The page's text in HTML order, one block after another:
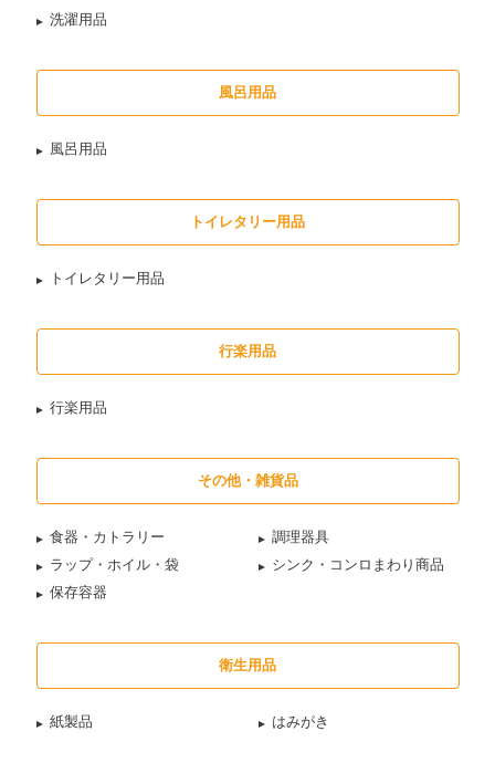
洗濯用品
風呂用品
風呂用品
トイレタリー用品
トイレタリー用品
行楽用品
行楽用品
その他・雑貨品
食器・カトラリー
調理器具
ラップ・ホイル・袋
シンク・コンロまわり商品
保存容器
衛生用品
紙製品 はみがき